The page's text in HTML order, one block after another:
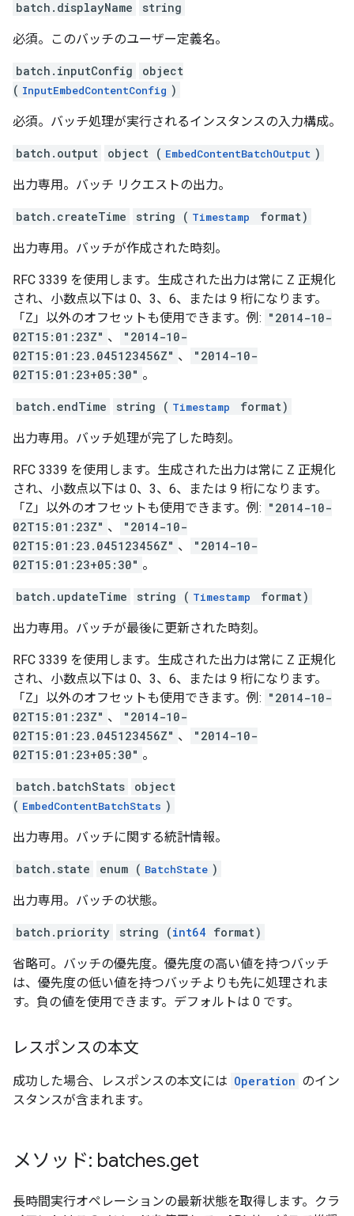
batch.displayName string
必須。このバッチのユーザー定義名。
batch.inputConfig
object
( InputEmbedContentConfig )
必須。バッチ処理が実行されるインスタンスの入力構成。
batch.output object ( EmbedContentBatchOutput )
出力専用。バッチ リクエストの出力。
batch.createTime string ( Timestamp format)
出力専用。バッチが作成された時刻。
RFC 3339 を使用します。生成された出力は常に Z 正規化
され、小数点以下は 0、3、6、または 9 桁になります。
「Z」以外のオフセットも使用できます。例: "2014-10-
02T15:01:23Z" 、
"2014-10-
02T15:01:23.045123456Z" 、
"2014-10-
02T15:01:23+05:30" 。
batch.endTime string ( Timestamp format)
出力専用。バッチ処理が完了した時刻。
RFC 3339 を使用します。生成された出力は常に Z 正規化
され、小数点以下は 0、3、6、または 9 桁になります。
「Z」以外のオフセットも使用できます。例: "2014-10-
02T15:01:23Z" 、
"2014-10-
02T15:01:23.045123456Z" 、
"2014-10-
02T15:01:23+05:30" 。
batch.updateTime string ( Timestamp format)
出力専用。バッチが最後に更新された時刻。
RFC 3339 を使用します。生成された出力は常に Z 正規化
され、小数点以下は 0、3、6、または 9 桁になります。
「Z」以外のオフセットも使用できます。例: "2014-10-
02T15:01:23Z" 、
"2014-10-
02T15:01:23.045123456Z" 、
"2014-10-
02T15:01:23+05:30" 。
batch.batchStats
object
( EmbedContentBatchStats )
出力専用。バッチに関する統計情報。
batch.state enum ( BatchState )
出力専用。バッチの状態。
batch.priority string (int64 format)
省略可。バッチの優先度。優先度の高い値を持つバッチ
は、優先度の低い値を持つバッチよりも先に処理されま
す。負の値を使用できます。デフォルトは 0 です。
レスポンスの本文
成功した場合、レスポンスの本文には Operation のイン
スタンスが含まれます。
メソッド: batches.get
長時間実行オペレーションの最新状態を取得します。クラ